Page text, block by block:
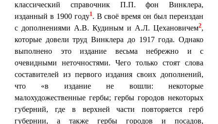
классический справочник П.П. фон Винклера,
изданный в 1900 году1. В своё время он был переиздан
с дополнениями А.В. Кудиным и А.Л. Цехановичем2,
которые довели труд Винклера до 1917 года. Однако
выполнено это издание весьма небрежно и с
очевидными неточностями. Чего только стоят слова
составителей из первого издания своих дополнений,
что «в издание не вошли: некоторые
малохудожественные гербы; гербы городов некоторых
губерний, где в верхней части повторяется герб
губернии, а также гербы городов и посадов,